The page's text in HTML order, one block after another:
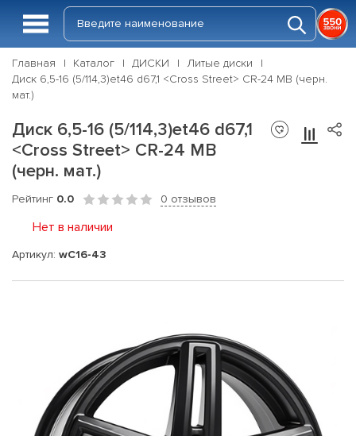
Главная Каталог ДИСКИ
Литые диски
Диск 6,5-16 (5/114,3)et46 d67,1 <Cross Street> CR-24 MB (черн.
мат.)
Диск 6,5-16 (5/114,3)et46 d67,1
<Cross Street> CR-24 MB
(черн. мат.)
Рейтинг 0.0 0 отзывов
Нет в наличии
Артикул: wC16-43